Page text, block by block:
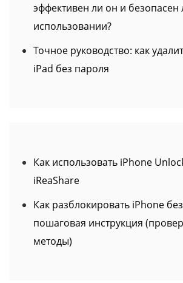
эффективен ли он и безопасен
использовании?
Точное руководство: как
iPad без пароля
Как использовать iPhone
iReaShare
Как разблокировать iPhone
пошаговая инструкция
методы)